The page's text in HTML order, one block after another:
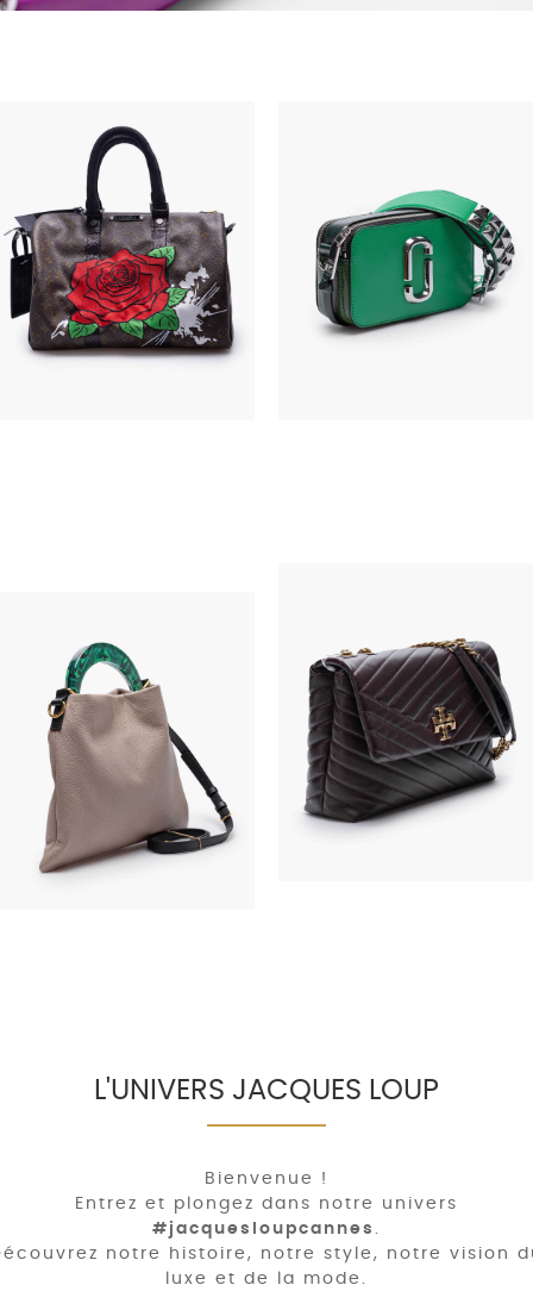
L'UNIVERS JACQUES LOUP
Bienvenue !
Entrez et plongez dans notre univers
#jacquesloupcannes .
notre histoire, notre style, notre vision
luxe et de la mode.